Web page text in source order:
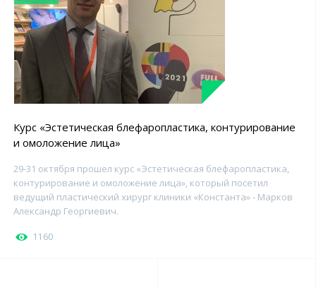
Курс «Эстетическая блефаропластика, контурирование
и омоложение лица»
29-31 октября прошел курс «Эстетическая блефаропластика,
контурирование и омоложение лица», который посетил
ведущий пластический хирург клиники «Константа» - Марков
Александр Георгиевич.
1160